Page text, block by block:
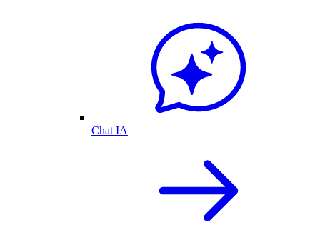
Chat IA